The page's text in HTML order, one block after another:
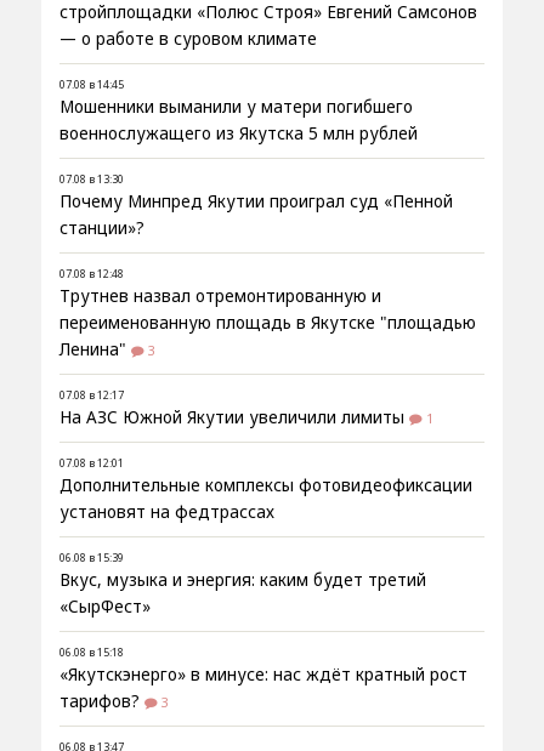
стройплощадки «Полюс Строя» Евгений Самсонов
— о работе в суровом климате
07.08 в 14:45
Мошенники выманили у матери погибшего
военнослужащего из Якутска 5 млн рублей
07.08 в 13:30
Почему Минпред Якутии проиграл суд «Пенной
станции»?
07.08 в 12:48
Трутнев назвал отремонтированную и
переименованную площадь в Якутске "площадью
Ленина"
3
07.08 в 12:17
На АЗС Южной Якутии увеличили лимиты 1
07.08 в 12:01
Дополнительные комплексы фотовидеофиксации
установят на федтрассах
06.08 в 15:39
Вкус, музыка и энергия: каким будет третий
«СырФест»
06.08 в 15:18
«Якутскэнерго» в минусе: нас ждёт кратный рост
тарифов?
3
06.08 в 13:47